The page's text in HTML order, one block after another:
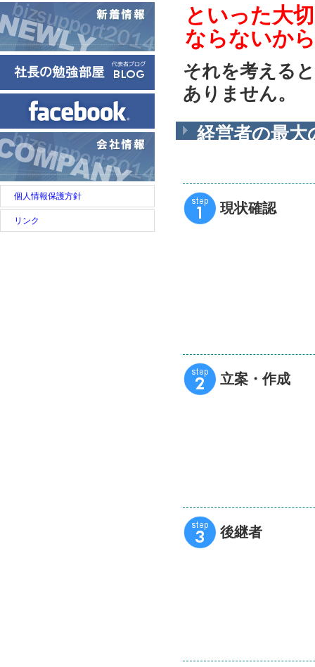
個人情報保護方針
リンク
といった大
ならないか
それを考える
ありません。
経営者の最大
現状確認
立案・作成
後継者